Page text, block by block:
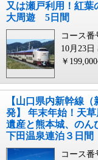
又は瀬戸利用！紅葉
大周遊 5日間
コース番
10月23日
￥
【山口県内新幹線（
発】 年末年始！天
遺産と熊本城、のん
下田温泉連泊３日間
コース番